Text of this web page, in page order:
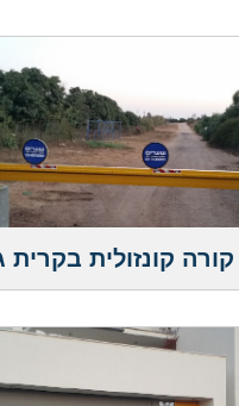
קונזולית בקרית